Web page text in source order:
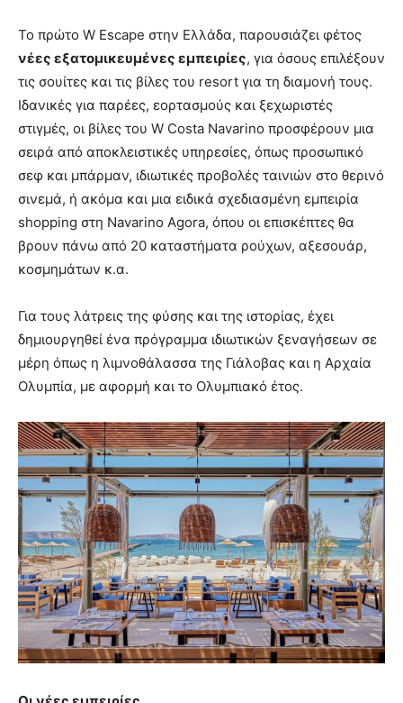
Το πρώτο W Escape στην Ελλάδα, παρουσιάζει φέτος
νέες εξατομικευμένες εμπειρίες, για όσους επιλέξουν
τις σουίτες και τις βίλες του resort για τη διαμονή τους.
Ιδανικές για παρέες, εορτασμούς και ξεχωριστές
στιγμές, οι βίλες του W Costa Navarino προσφέρουν μια
σειρά από αποκλειστικές υπηρεσίες, όπως προσωπικό
σεφ και μπάρμαν, ιδιωτικές προβολές ταινιών στο θερινό
σινεμά, ή ακόμα και μια ειδικά σχεδιασμένη εμπειρία
shopping στη Navarino Agora, όπου οι επισκέπτες θα
βρουν πάνω από 20 καταστήματα ρούχων, αξεσουάρ,
κοσμημάτων κ.α.
Για τους λάτρεις της φύσης και της ιστορίας, έχει
δημιουργηθεί ένα πρόγραμμα ιδιωτικών ξεναγήσεων σε
μέρη όπως η λιμνοθάλασσα της Γιάλοβας και η Αρχαία
Ολυμπία, με αφορμή και το Ολυμπιακό έτος.